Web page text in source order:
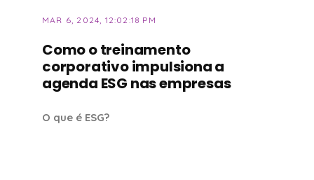
MAR 6, 2024, 12:02:18 PM
Como o treinamento
corporativo impulsiona a
agenda ESG nas empresas
O que é ESG?